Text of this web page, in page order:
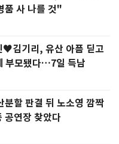
품 사 나를 것"
♥김기리, 유산 아픔 딛고
부모됐다…7일 득남
할 판결 뒤 노소영 깜짝
연장 찾았다